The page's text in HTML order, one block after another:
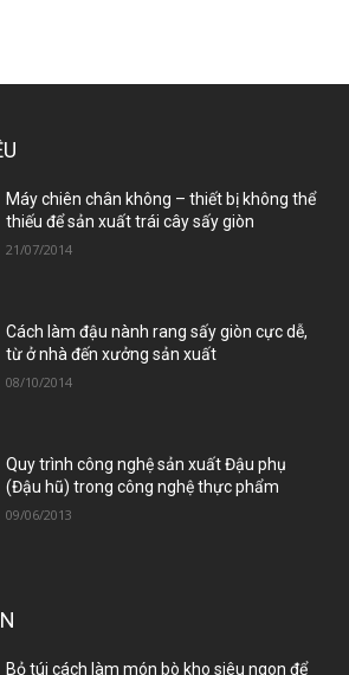
Máy chiên chân không – thiết bị không thể
thiếu để sản xuất trái cây sấy giòn
21/07/2014
Cách làm đậu nành rang sấy giòn cực dễ,
từ ở nhà đến xưởng sản xuất
08/10/2014
Quy trình công nghệ sản xuất Đậu phụ
(Đậu hũ) trong công nghệ thực phẩm
09/06/2013
Bỏ túi cách làm món bò kho siêu ngon để